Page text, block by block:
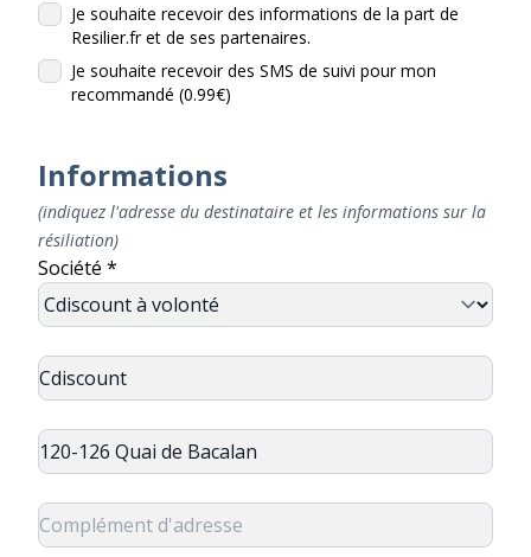
Je souhaite recevoir des informations de la part de
Resilier.fr et de ses partenaires.
Je souhaite recevoir des SMS de suivi pour mon
recommandé (0.99€)
Informations
(indiquez l'adresse du destinataire et les informations sur la
résiliation)
Société *